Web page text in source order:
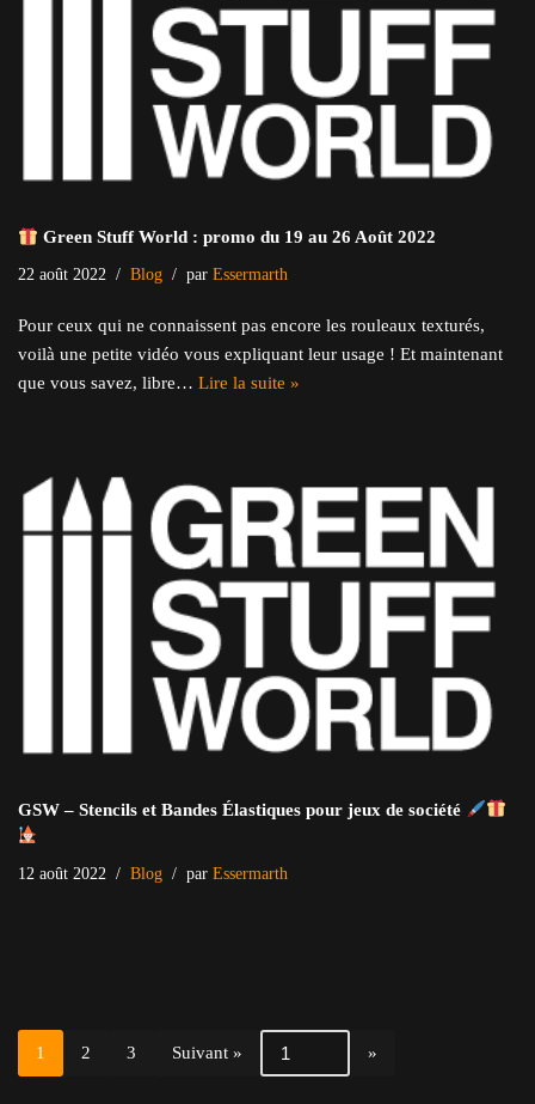
Green Stuff World : promo du 19 au 26 Août 2022
22 août 2022 Blog par Essermarth
Pour ceux qui ne connaissent pas encore les rouleaux texturés,
voilà une petite vidéo vous expliquant leur usage ! Et maintenant
que vous savez, libre… Lire la suite »
GSW – Stencils et Bandes Élastiques pour jeux de société
12 août 2022 Blog par Essermarth
1 2 3 Suivant »